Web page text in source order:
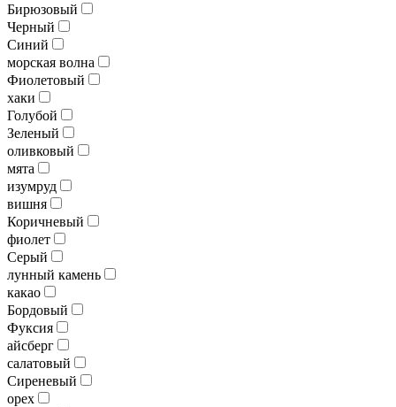
Бирюзовый
Черный
Синий
морская волна
Фиолетовый
хаки
Голубой
Зеленый
оливковый
мята
изумруд
вишня
Коричневый
фиолет
Серый
лунный камень
какао
Бордовый
Фуксия
айсберг
салатовый
Сиреневый
орех